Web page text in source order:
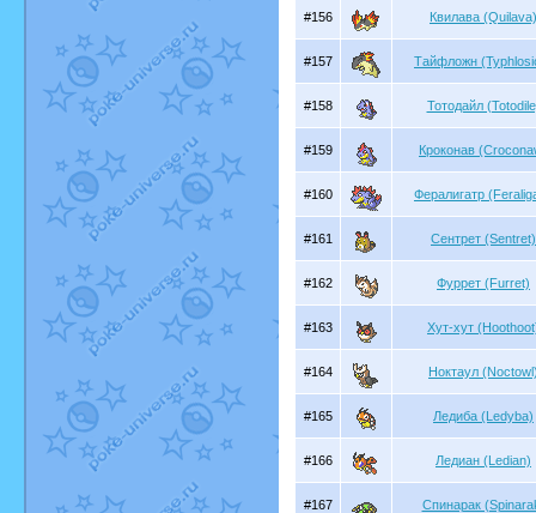
#156 Квилава (Quilava)
#157 Тайфложн
#158 Тотодайл
#159 Кроконав
#160 Фералигатр
#161 Сентрет (Sentret)
#162 Фуррет (Furret)
#163 Хут-хут
#164 Ноктаул
#165 Ледиба (Ledyba)
#166 Ледиан (Ledian)
#167 Спинарак